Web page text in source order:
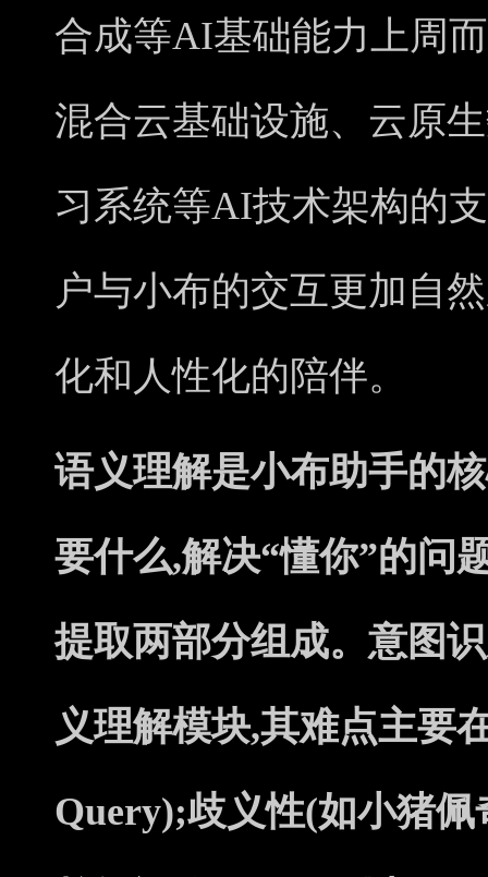
合成等AI基础能力上周
混合云基础设施、云原
习系统等AI技术架构的
户与小布的交互更加自
化和人性化的陪伴。
语义理解是小布助手的
要什么,解决“懂你”的问
提取两部分组成。意图
义理解模块,其难点主要
Query);歧义性(如小猪